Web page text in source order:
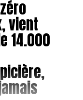
vient
14.000